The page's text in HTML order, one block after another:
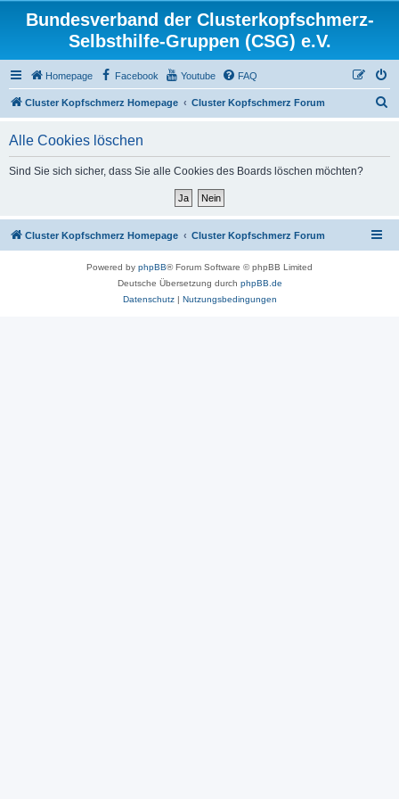
Bundesverband der Clusterkopfschmerz-
Selbsthilfe-Gruppen (CSG) e.V.
Homepage Facebook Youtube FAQ
Cluster Kopfschmerz Homepage Cluster Kopfschmerz Forum
Alle Cookies löschen
Sind Sie sich sicher, dass Sie alle Cookies des Boards löschen möchten?
Cluster Kopfschmerz Homepage Cluster Kopfschmerz Forum
Powered by phpBB® Forum Software © phpBB Limited
Deutsche Übersetzung durch phpBB.de
Datenschutz| Nutzungsbedingungen